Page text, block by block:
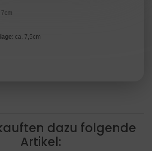
7cm
: ca. 7,5cm
dazu folgende
Artikel: